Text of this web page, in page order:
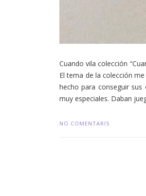
Cuando vila colección
El tema de la colección
hecho para conseguir
muy especiales. Daban
NO COMENTARIS